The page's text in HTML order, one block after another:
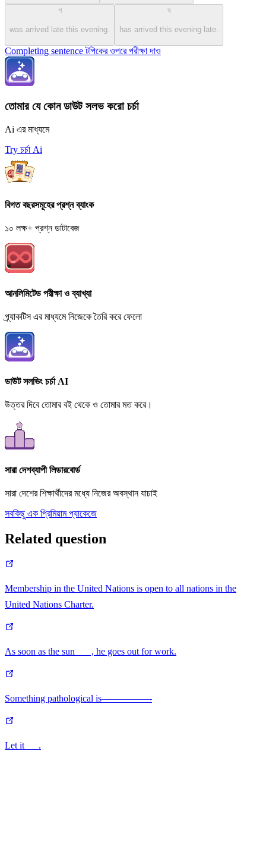
গ
was arrived late this evening.
ঘ
has arrived this evening late.
Completing sentence টপিকের ওপরে পরীক্ষা দাও
তোমার যে কোন ডাউট সলভ করো চর্চা
Ai এর মাধ্যমে
Try চর্চা Ai
বিগত বছরসমূহের প্রশ্ন ব্যাংক
১০ লক্ষ+ প্রশ্ন ডাটাবেজ
আনলিমিটেড পরীক্ষা ও ব্যাখ্যা
প্র্যাকটিস এর মাধ্যমে নিজেকে তৈরি করে ফেলো
ডাউট সলভিং চর্চা AI
উত্তর দিবে তোমার বই থেকে ও তোমার মত করে।
সারা দেশব্যাপী লিডারবোর্ড
সারা দেশের শিক্ষার্থীদের মধ্যে নিজের অবস্থান যাচাই
সবকিছু এক প্রিমিয়াম প্যাকেজে
Related question
Membership in the United Nations is open to all nations in the
United Nations Charter.
As soon as the sun___ , he goes out for work.
Something pathological is—————-
Let it___.